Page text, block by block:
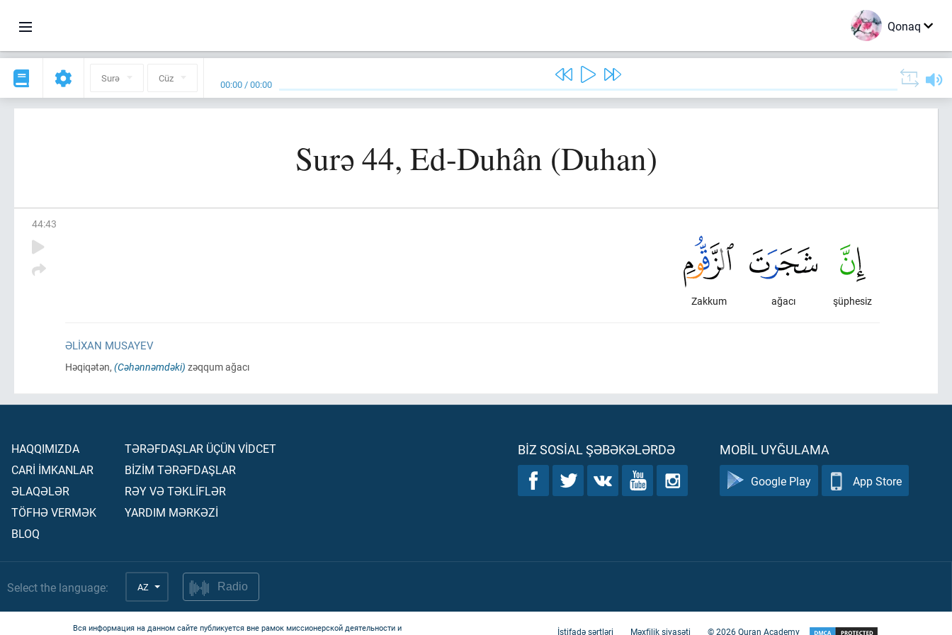
Qonaq
Surə Cüz 00:00 /00:00
Surə 44, Ed-Duhân (Duhan)
44:43
şüphesiz
ağacı
Zakkum
ƏLIXAN MUSAYEV
Həqiqətən, (Cəhənnəmdəki) zəqqum ağacı
HAQQIMIZDA
CARİ İMKANLAR
ƏLAQƏLƏR
TÖFHƏ VERMƏK
BLOQ
TƏRƏFDAŞLAR ÜÇÜN VİDCET
BİZİM TƏRƏFDAŞLAR
RƏY VƏ TƏKLİFLƏR
YARDIM MƏRKƏZİ
BIZ SOSIAL ŞƏBƏKƏLƏRDƏ MOBIL UYĞULAMA
Google Play App Store
Select the language: AZ Radio
Вся информация на данном сайте публикуется вне рамок миссионерской деятельности и
İstifadə şərtləri Məxfilik siyasəti ©2026Quran Academy